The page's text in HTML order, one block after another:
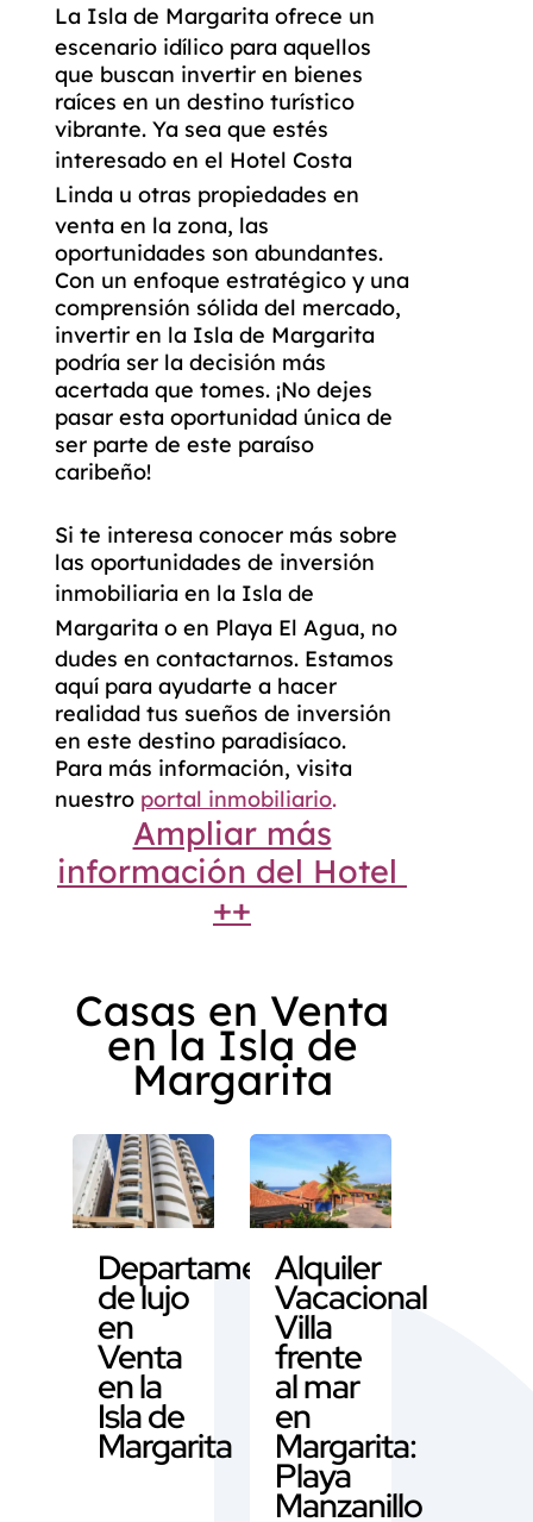
La Isla de Margarita ofrece un
escenario idílico para aquellos
que buscan invertir en bienes
raíces en un destino turístico
vibrante. Ya sea que estés
interesado en el Hotel Costa
Linda u otras propiedades en
venta en la zona, las
oportunidades son abundantes.
Con un enfoque estratégico y una
comprensión sólida del mercado,
invertir en la Isla de Margarita
podría ser la decisión más
acertada que tomes. ¡No dejes
pasar esta oportunidad única de
ser parte de este paraíso
caribeño!
Si te interesa conocer más sobre
las oportunidades de inversión
inmobiliaria en la Isla de
Margarita o en Playa El Agua, no
dudes en contactarnos. Estamos
aquí para ayudarte a hacer
realidad tus sueños de inversión
en este destino paradisíaco.
Para más información, visita
nuestro portal inmobiliario.
Ampliar más
información del Hotel
++
Casas en Venta
en la Isla de
Margarita
Departamento
de lujo
en
Venta
en la
Isla de
Margarita
Alquiler
Vacacional
Villa
frente
al mar
en
Margarita:
Playa
Manzanillo